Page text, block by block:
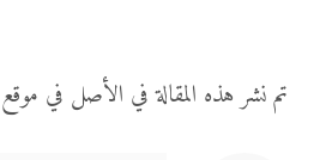
تم نشر هذه المقالة في الأصل في موقع